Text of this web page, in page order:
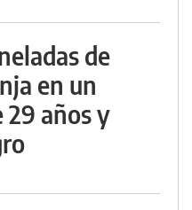
de
en un
29 años y